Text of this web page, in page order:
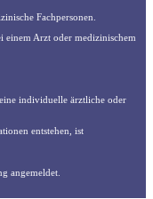
Fachpersonen.
einem Arzt oder medizinischem
individuelle ärztliche oder
entstehen, ist
angemeldet.